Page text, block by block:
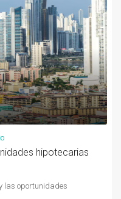
hipotecarias
las oportunidades